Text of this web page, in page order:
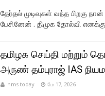
தேர்தல் முடிவுகள் வந்த பிறகு
பேசினேன் . திமுக தோல்வி எனக்கு
தமிழக செய்தி மற்றும்
அருண் தம்புராஜ் IAS
nms today மே 17, 2026